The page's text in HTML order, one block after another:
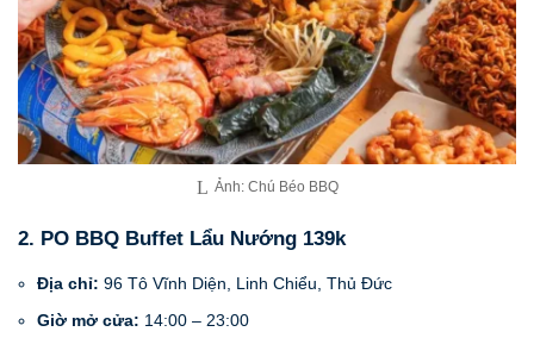
Ảnh: Chú Béo BBQ
2. PO BBQ Buffet Lẩu Nướng 139k
Địa chỉ: 96 Tô Vĩnh Diện, Linh Chiểu, Thủ Đức
Giờ mở cửa: 14:00 – 23:00